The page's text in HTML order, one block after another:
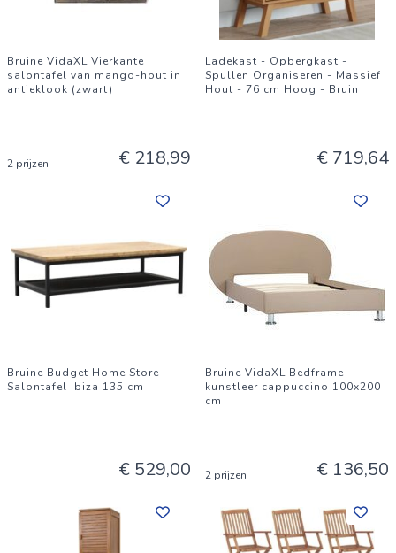
Bruine VidaXL Vierkante
salontafel van mango-hout in
antieklook (zwart)
2 prijzen € 218,99
Ladekast - Opbergkast -
Spullen Organiseren - Massief
Hout - 76 cm Hoog - Bruin
€ 719,64
Bruine Budget Home Store
Salontafel Ibiza 135 cm
€ 529,00
Bruine VidaXL Bedframe
kunstleer cappuccino 100x200
cm
2 prijzen € 136,50